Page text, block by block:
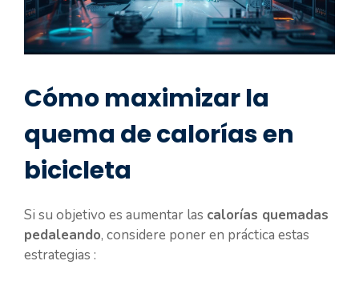
Cómo maximizar la
quema de calorías en
bicicleta
Si su objetivo es aumentar las calorías quemadas
pedaleando, considere poner en práctica estas
estrategias :